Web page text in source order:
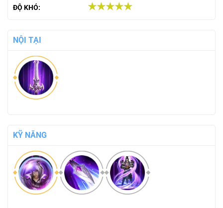
ĐỘ KHÓ: ★★★★★
NỘI TẠI
KỸ NĂNG